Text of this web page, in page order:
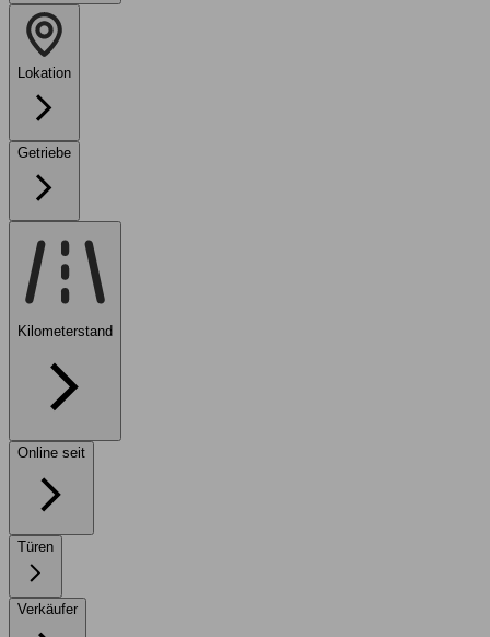
Lokation
Getriebe
Kilometerstand
Online seit
Türen
Verkäufer